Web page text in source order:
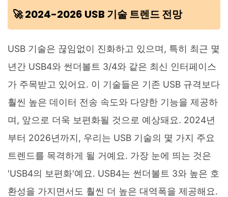
🚀 2024-2026 USB 기술 트렌드 전망
USB 기술은 끊임없이 진화하고 있으며, 특히 최근 몇
년간 USB4와 썬더볼트 3/4와 같은 최신 인터페이스
가 주목받고 있어요. 이 기술들은 기존 USB 규격보다
훨씬 높은 데이터 전송 속도와 다양한 기능을 제공하
며, 앞으로 더욱 보편화될 것으로 예상돼요. 2024년
부터 2026년까지, 우리는 USB 기술의 몇 가지 주요
트렌드를 목격하게 될 거예요. 가장 눈에 띄는 것은
'USB4의 보편화'예요. USB4는 썬더볼트 3와 높은 호
환성을 가지면서도 훨씬 더 높은 대역폭을 제공해요.